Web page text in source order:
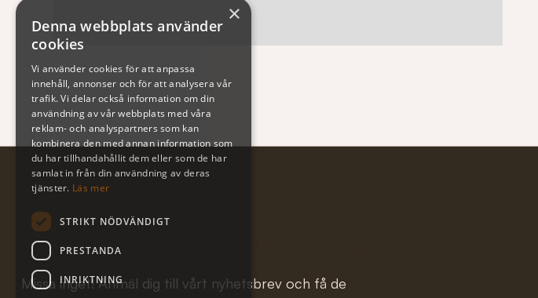
Subscribe to our newsletter!
Missa inget! Anmäl dig till vårt nyhetsbrev och få de
×
Denna webbplats använder
cookies
Vi använder cookies för att anpassa
innehåll, annonser och för att analysera vår
trafik. Vi delar också information om din
användning av vår webbplats med våra
reklam- och analyspartners som kan
kombinera den med annan information som
du har tillhandahållit dem eller som de har
samlat in från din användning av deras
tjänster. Läs mer
STRIKT NÖDVÄNDIGT
PRESTANDA
INRIKTNING